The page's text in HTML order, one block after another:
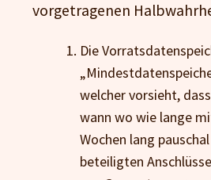
vorgetragenen
Die
welcher vorsieht,
wann wo wie lange
Wochen lang
beteiligten